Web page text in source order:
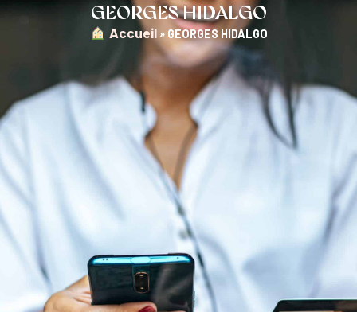
GEORGES HIDALGO
︎ Accueil » GEORGES HIDALGO